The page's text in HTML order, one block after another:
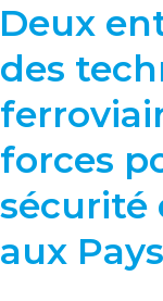
Deux
des
forces
sécurité
aux